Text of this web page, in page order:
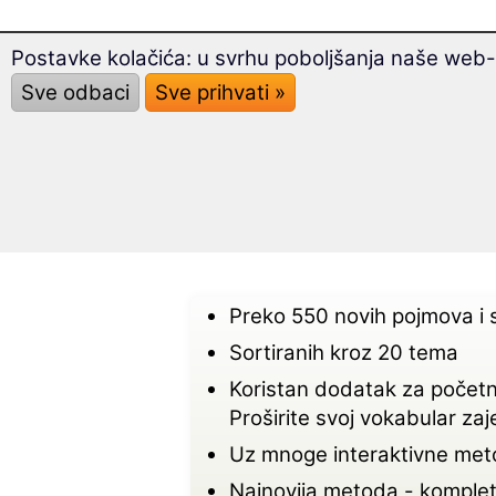
Preko 550 novih pojmova i
Sortiranih kroz 20 tema
Koristan dodatak za
Proširite svoj vokabular
Uz mnoge interaktivne
Postavke kolačića: u svrhu poboljšanja naše
Sve odbaci
Sve prihvati »